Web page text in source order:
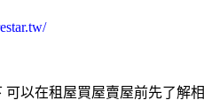
可以在租屋買屋賣屋前先了解